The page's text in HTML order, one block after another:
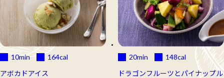
10min 164cal
アボカドアイス
20min 148cal
ドラゴンフルーツとパイナップル